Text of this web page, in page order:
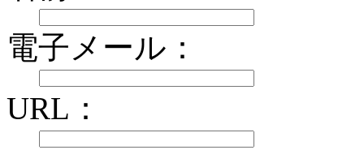
電子メール：
URL：